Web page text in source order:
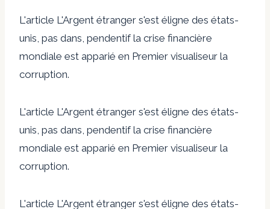
L'article L'Argent étranger s'est éligne des états-
unis, pas dans, pendentif la crise financière
mondiale est apparié en Premier visualiseur la
corruption.
L'article L'Argent étranger s'est éligne des états-
unis, pas dans, pendentif la crise financière
mondiale est apparié en Premier visualiseur la
corruption.
L'article L'Argent étranger s'est éligne des états-